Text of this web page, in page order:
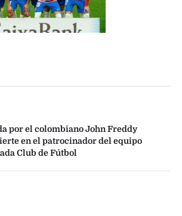
por el colombiano John Freddy
en el patrocinador del equipo
Club de Fútbol